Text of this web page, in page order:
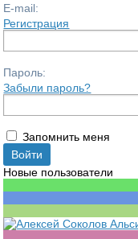
E-mail:
Регистрация
Пароль:
Забыли пароль?
Запомнить меня
Новые пользователи